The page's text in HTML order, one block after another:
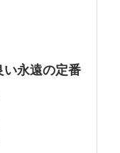
い永遠の定番